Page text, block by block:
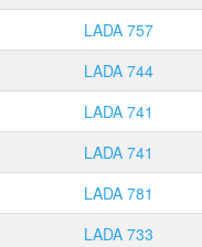
LADA 757
LADA 744
LADA 741
LADA 741
LADA 781
LADA 733